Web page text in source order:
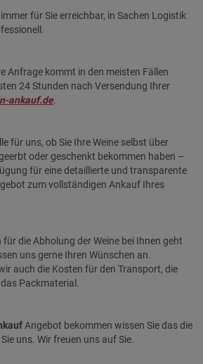
für Sie erreichbar, in Sachen Logistik
Anfrage kommt in den meisten Fällen
24 Stunden nach Versendung Ihrer
ankauf.de.
für uns, ob Sie Ihre Weine selbst über
oder geschenkt bekommen haben –
für eine detaillierte und transparente
zum vollständigen Ankauf Ihres
für die Abholung der Weine bei Ihnen geht
uns gerne Ihren Wünschen an.
auch die Kosten für den Transport, die
Packmaterial.
Angebot bekommen wissen Sie das die
uns. Wir freuen uns auf Sie.